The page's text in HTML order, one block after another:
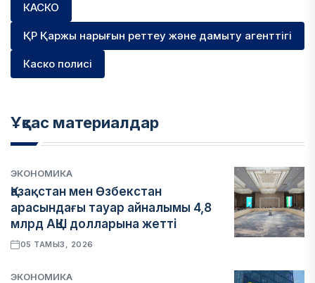
КАСКО
ҚР Қаржы нарығын реттеу және дамыту агенттігі
Каско полисі
Ұқсас материалдар
ЭКОНОМИКА
Қазақстан мен Өзбекстан
арасындағы тауар айналымы 4,8
млрд АҚШ долларына жетті
05 ТАМЫЗ, 2026
ЭКОНОМИКА